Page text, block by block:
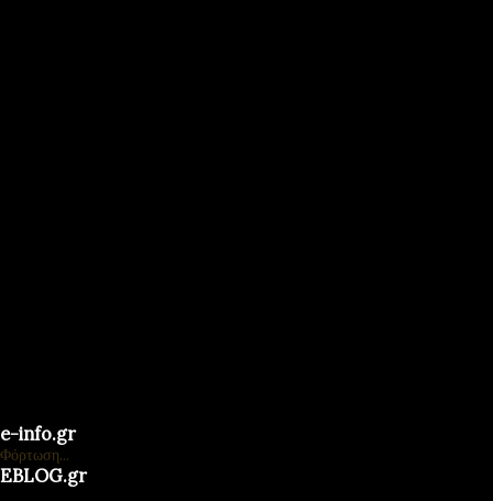
e-info.gr
Φόρτωση...
EBLOG.gr